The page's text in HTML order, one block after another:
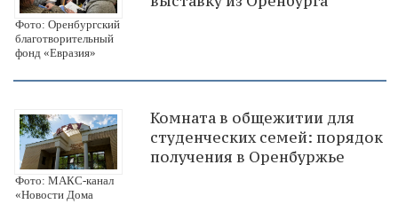
Фото: Оренбургский
благотворительный
фонд «Евразия»
Фото: МАКС-канал
«Новости Дома
Комната в общежитии для
студенческих семей: порядок
получения в Оренбуржье